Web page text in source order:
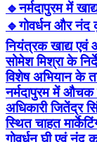
🔹नर्मदापुरम में
🔹गोवर्धन और
नियंत्रक खाद्य एवं
सोमेश मिश्रा के
विशेष अभियान के
नर्मदापुरम में औचक
अधिकारी जितेंद्र
स्थित चाहत